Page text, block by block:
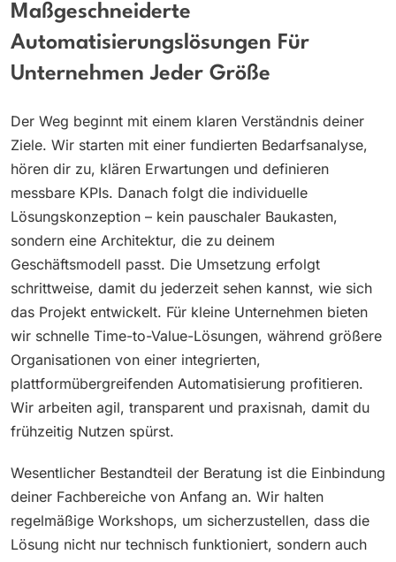
Maßgeschneiderte
Automatisierungslösungen Für
Unternehmen Jeder Größe
Der Weg beginnt mit einem klaren Verständnis deiner
Ziele. Wir starten mit einer fundierten Bedarfsanalyse,
hören dir zu, klären Erwartungen und definieren
messbare KPIs. Danach folgt die individuelle
Lösungskonzeption – kein pauschaler Baukasten,
sondern eine Architektur, die zu deinem
Geschäftsmodell passt. Die Umsetzung erfolgt
schrittweise, damit du jederzeit sehen kannst, wie sich
das Projekt entwickelt. Für kleine Unternehmen bieten
wir schnelle Time-to-Value-Lösungen, während größere
Organisationen von einer integrierten,
plattformübergreifenden Automatisierung profitieren.
Wir arbeiten agil, transparent und praxisnah, damit du
frühzeitig Nutzen spürst.
Wesentlicher Bestandteil der Beratung ist die Einbindung
deiner Fachbereiche von Anfang an. Wir halten
regelmäßige Workshops, um sicherzustellen, dass die
Lösung nicht nur technisch funktioniert, sondern auch